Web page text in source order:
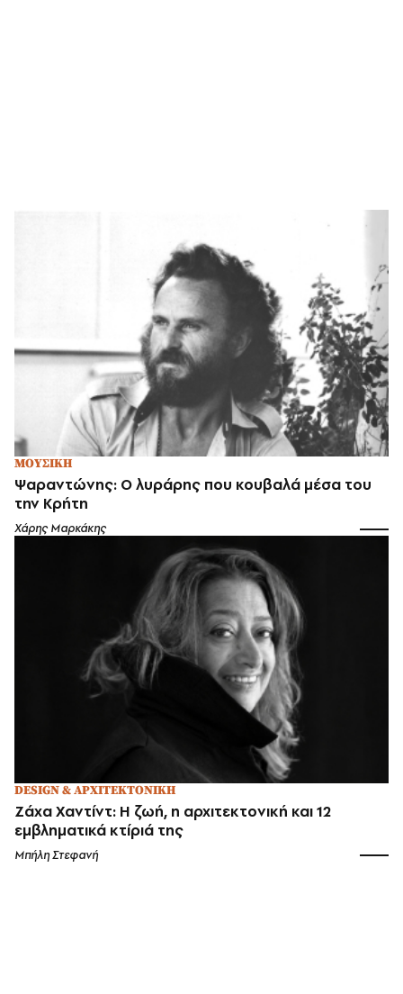
ΜΟΥΣΙΚΗ
Ψαραντώνης: Ο λυράρης που κουβαλά μέσα του
την Κρήτη
Χάρης Μαρκάκης
DESIGN & ΑΡΧΙΤΕΚΤΟΝΙΚΗ
Ζάχα Χαντίντ: Η ζωή, η αρχιτεκτονική και 12
εμβληματικά κτίριά της
Μπήλη Στεφανή